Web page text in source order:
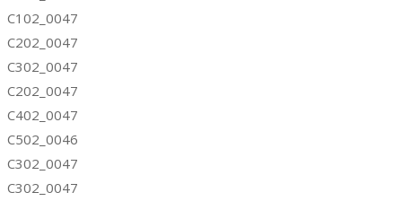
C102_0047
C202_0047
C302_0047
C202_0047
C402_0047
C502_0046
C302_0047
C302_0047